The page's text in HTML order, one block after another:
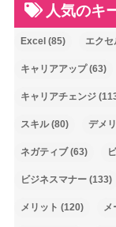
人気のキ
Excel (85) エクセ
キャリアアップ(63)
キャリアチェンジ
スキル(80) デメ
ネガティブ(63)
ビジネスマナー(133)
メリット (120) メ